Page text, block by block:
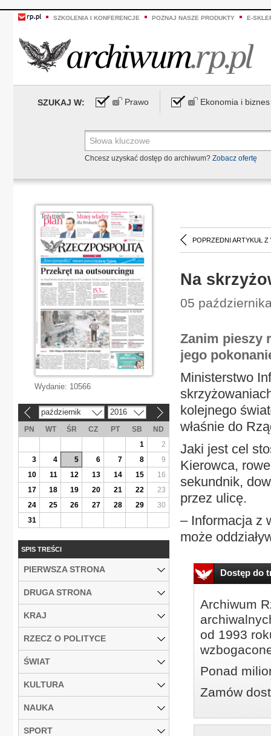
SZKOLENIA I KONFERENCJE POZNAJ NASZE PRODUKTY E-
SZUKAJ W: Prawo Ekonomia i biznes
Chcesz uzyskać dostęp do archiwum? Zobacz ofertę
POPRZEDNI ARTYKUŁ Z
Na
05
Zanim pieszy
jego
Ministerstwo
kolejnego
właśnie do
Jaki jest cel
Kierowca,
sekundnik,
przez ulicę.
– Informacja z
może
Dostęp do
Archiwum
od 1993
Ponad
Zamów
Wydanie: 10566
październik 2016
PN WT ŚR CZ PT SB
ND
1
2
3
4 5 6 7 8
9
10
11 12 13 14 15
16
17
18 19 20 21 22
23
24
25 26 27 28 29
30
31
SPIS TREŚCI
PIERWSZA STRONA
DRUGA STRONA
KRAJ
RZECZ O POLITYCE
ŚWIAT
KULTURA
NAUKA
SPORT